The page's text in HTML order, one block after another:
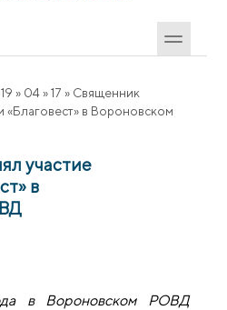
» 04 » 17 » Священник
«Благовест» в Вороновском
участие
в
в Вороновском РОВД